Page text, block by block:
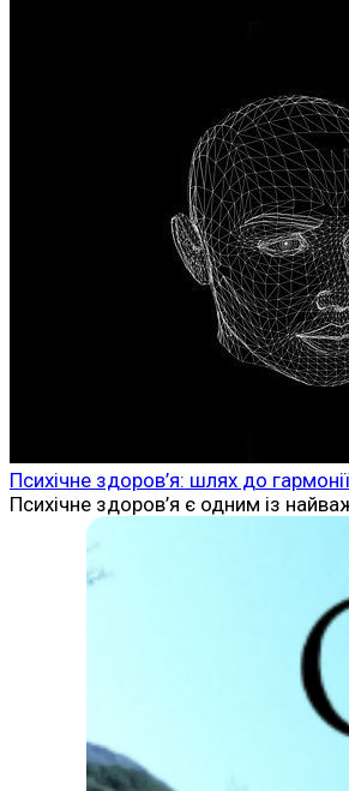
Психічне здоров’я: шлях до
Психічне здоров’я є одним із